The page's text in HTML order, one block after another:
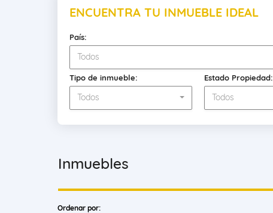
ENCUENTRA TU INMUEBLE IDEAL
País:
Todos
Tipo de inmueble:
Todos
Estado Propiedad:
Todos
Inmuebles
Ordenar por: